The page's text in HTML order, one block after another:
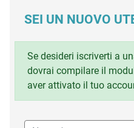
SEI UN NUOVO
Se desideri iscriverti a
dovrai compilare il
aver attivato il tuo